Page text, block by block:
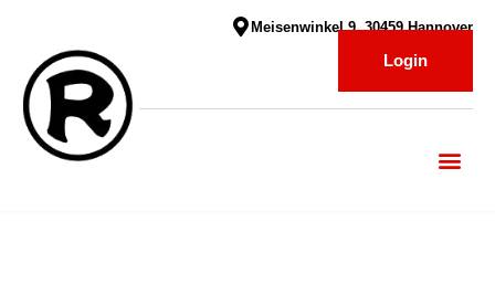
Meisenwinkel 9, 30459 Hannover
Login